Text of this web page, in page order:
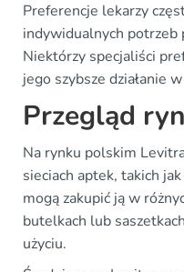
Preferencje lekarzy
indywidualnych potrzeb
Niektórzy specjaliści
jego szybsze działanie
Przegląd
Na rynku polskim
sieciach aptek, takich
mogą zakupić ją w
butelkach lub
użyciu.